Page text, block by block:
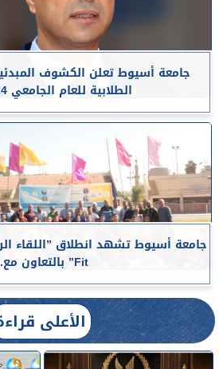
جامعة أسيوط تعلن الكشوف المبدئية
الطلابية للعام الجامعي 2024 /2025
Fit” بالتعاون مع...
الأعلى